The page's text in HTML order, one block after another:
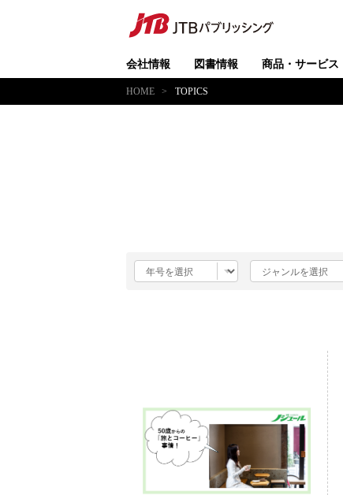
会社情報 図書情報 商品・サービス
HOME TOPICS